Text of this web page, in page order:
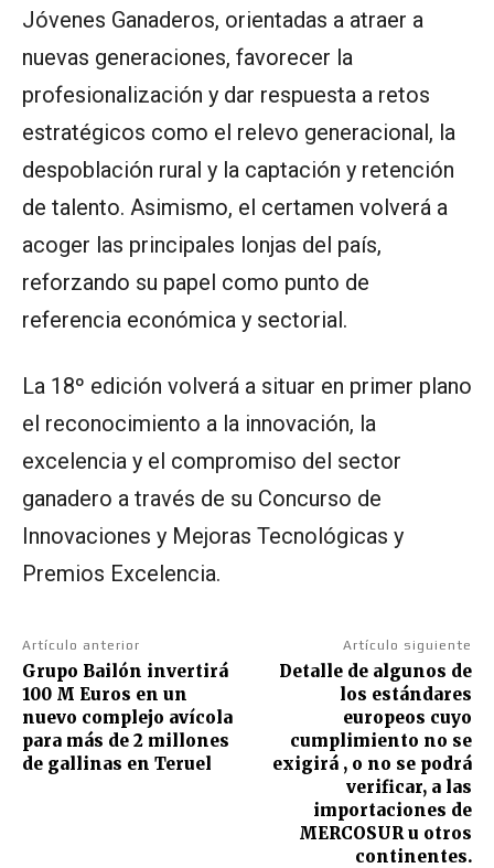
Jóvenes Ganaderos, orientadas a atraer a
nuevas generaciones, favorecer la
profesionalización y dar respuesta a retos
estratégicos como el relevo generacional, la
despoblación rural y la captación y retención
de talento. Asimismo, el certamen volverá a
acoger las principales lonjas del país,
reforzando su papel como punto de
referencia económica y sectorial.
La 18º edición volverá a situar en primer plano
el reconocimiento a la innovación, la
excelencia y el compromiso del sector
ganadero a través de su Concurso de
Innovaciones y Mejoras Tecnológicas y
Premios Excelencia.
Artículo anterior
Grupo Bailón invertirá
100 M Euros en un
nuevo complejo avícola
para más de 2 millones
de gallinas en Teruel
Artículo siguiente
Detalle de algunos de
los estándares
europeos cuyo
cumplimiento no se
exigirá , o no se podrá
verificar, a las
importaciones de
MERCOSUR u otros
continentes.